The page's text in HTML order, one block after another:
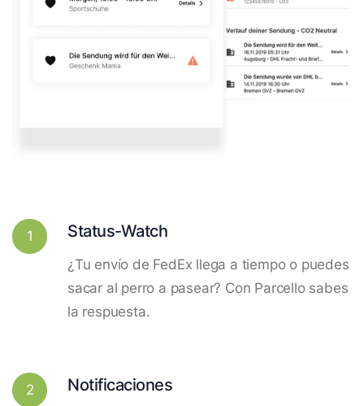
1 Status-Watch
¿Tu envío de FedEx llega a tiempo o puedes
sacar al perro a pasear? Con Parcello sabes
la respuesta.
2 Notificaciones